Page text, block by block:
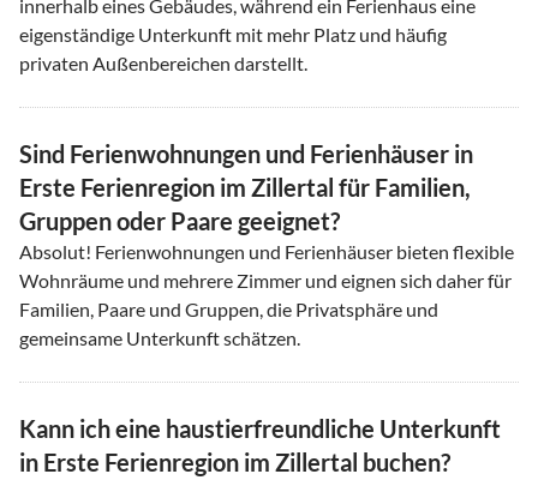
innerhalb eines Gebäudes, während ein Ferienhaus eine
eigenständige Unterkunft mit mehr Platz und häufig
privaten Außenbereichen darstellt.
Sind Ferienwohnungen und Ferienhäuser in
Erste Ferienregion im Zillertal für Familien,
Gruppen oder Paare geeignet?
Absolut! Ferienwohnungen und Ferienhäuser bieten flexible
Wohnräume und mehrere Zimmer und eignen sich daher für
Familien, Paare und Gruppen, die Privatsphäre und
gemeinsame Unterkunft schätzen.
Kann ich eine haustierfreundliche Unterkunft
in Erste Ferienregion im Zillertal buchen?